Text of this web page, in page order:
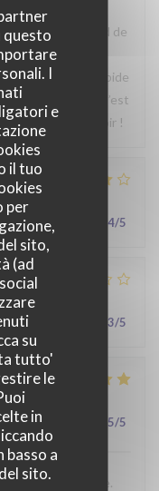
questo
I
e
il tuo
per
sito,
(ad
su
tutto'
le
in
basso a
sito.
famille. Ce fut
découvrir le Nord de
repas était
le service était rapide
et accueillant. C’est
de vous revoir !
/5 Qualità / Prezzo 4/5
5 Qualità / Prezzo 3/5
5 Qualità / Prezzo 5/5
authentique.